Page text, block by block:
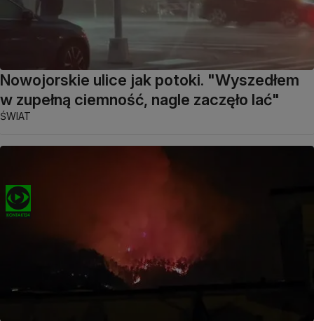
Nowojorskie ulice jak potoki. "Wyszedłem
w zupełną ciemność, nagle zaczęło lać"
ŚWIAT